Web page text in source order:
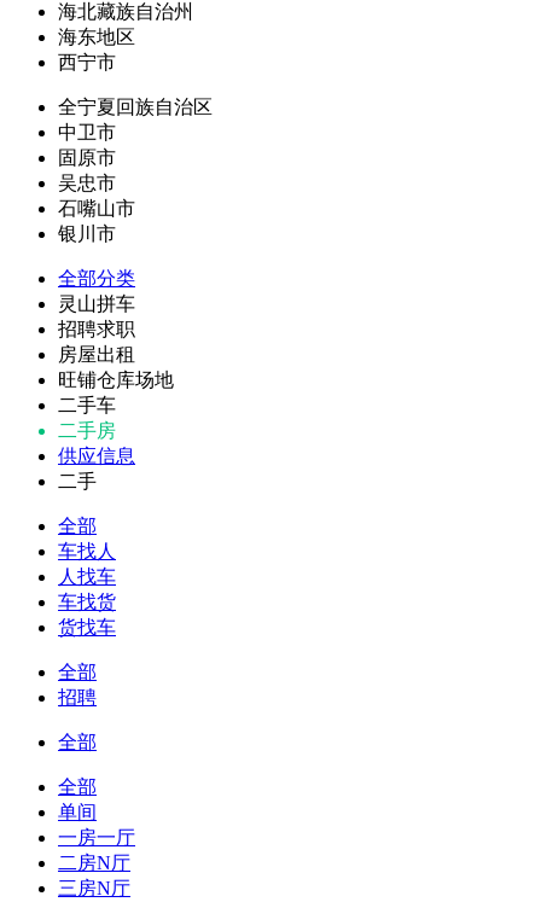
海北藏族自治州
海东地区
西宁市
全宁夏回族自治区
中卫市
固原市
吴忠市
石嘴山市
银川市
全部分类
灵山拼车
招聘求职
房屋出租
旺铺仓库场地
二手车
二手房
供应信息
二手
全部
车找人
人找车
车找货
货找车
全部
招聘
全部
全部
单间
一房一厅
二房N厅
三房N厅